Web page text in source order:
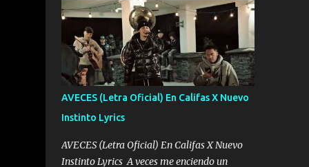
AVECES (Letra Oficial) En Califas X Nuevo
Instinto Lyrics
AVECES (Letra Oficial) En Califas X Nuevo
Instinto Lyrics A veces me enciendo un